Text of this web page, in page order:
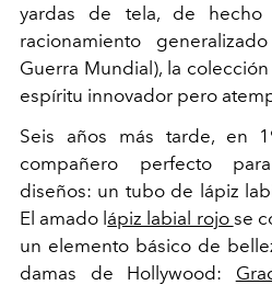
yardas de tela, de
racionamiento
Guerra Mundial), la
espíritu innovador pero
Seis años más tarde, en
compañero perfecto
diseños: un tubo de lápiz
El amado lápiz labial rojo se
un elemento básico de
damas de Hollywood: